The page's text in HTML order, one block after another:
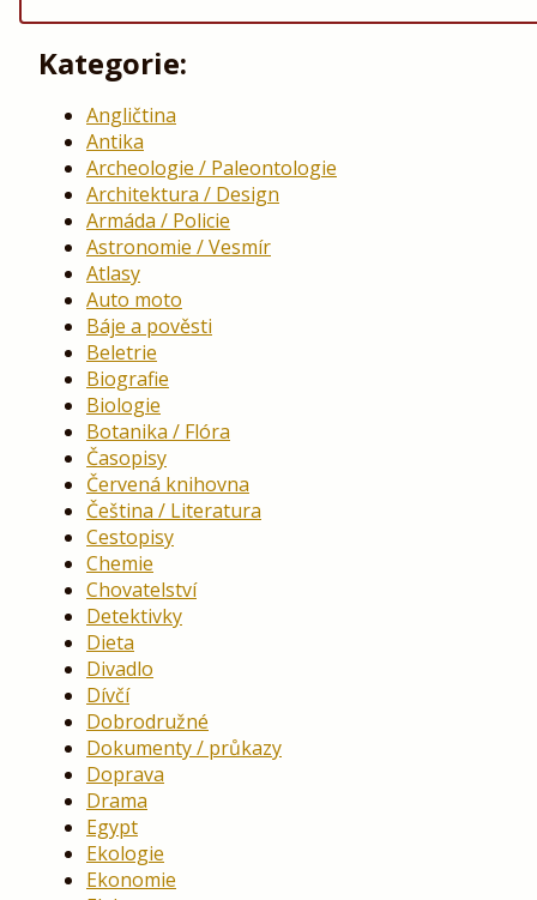
Kategorie:
Angličtina
Antika
Archeologie / Paleontologie
Architektura / Design
Armáda / Policie
Astronomie / Vesmír
Atlasy
Auto moto
Báje a pověsti
Beletrie
Biografie
Biologie
Botanika / Flóra
Časopisy
Červená knihovna
Čeština / Literatura
Cestopisy
Chemie
Chovatelství
Detektivky
Dieta
Divadlo
Dívčí
Dobrodružné
Dokumenty / průkazy
Doprava
Drama
Egypt
Ekologie
Ekonomie